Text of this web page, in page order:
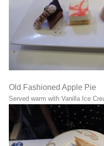
Old Fashioned Apple Pie
Served warm with Vanilla Ice